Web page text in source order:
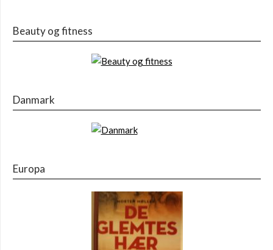
Beauty og fitness
Danmark
Europa